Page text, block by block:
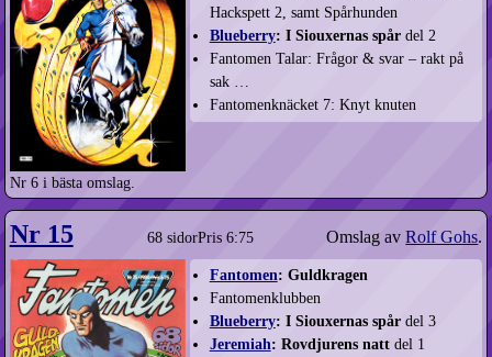
Nr 6 i bästa omslag.
Hackspett 2, samt Spårhunden
Blueberry: I Siouxernas spår del 2
Fantomen Talar: Frågor & svar – rakt på
sak …
Fantomenknäcket 7: Knyt knuten
Nr 15 68 sidorPris 6:75 Omslag avRolf Gohs.
Fantomen: Guldkragen
Fantomenklubben
Blueberry: I Siouxernas spår del 3
Jeremiah: Rovdjurens natt del 1